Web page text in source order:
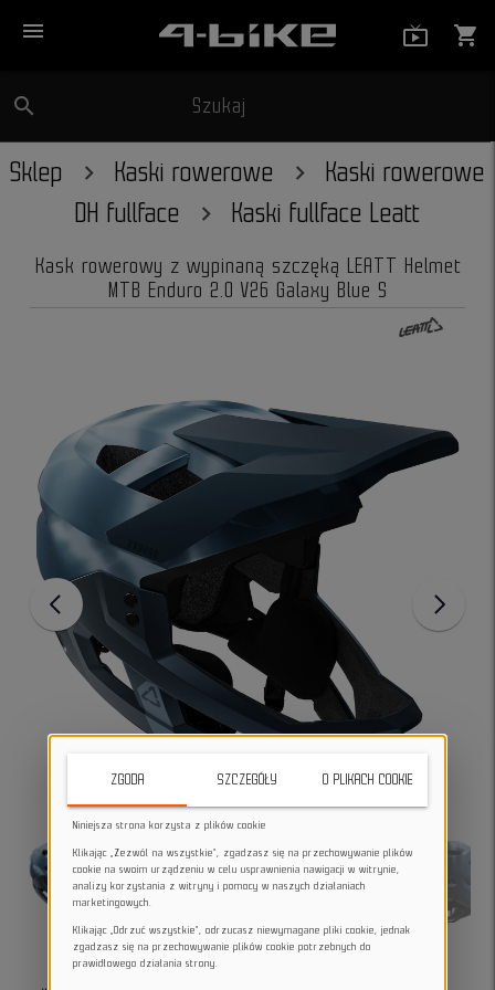
menu shopping_cart
search Szukaj
Sklep Kaski rowerowe
Kaski rowerowe
DH fullface
Kaski fullface Leatt
Kask rowerowy z wypinaną szczęką LEATT Helmet
MTB Enduro 2.0 V26 Galaxy Blue S
ZGODA SZCZEGÓŁY O PLIKACH COOKIE
Niniejsza strona korzysta z plików cookie
Klikając „Zezwól na wszystkie”, zgadzasz się na przechowywanie plików
cookie na swoim urządzeniu w celu usprawnienia nawigacji w witrynie,
analizy korzystania z witryny i pomocy w naszych działaniach
marketingowych.
Klikając „Odrzuć wszystkie”, odrzucasz niewymagane pliki cookie, jednak
zgadzasz się na przechowywanie plików cookie potrzebnych do
prawidłowego działania strony.